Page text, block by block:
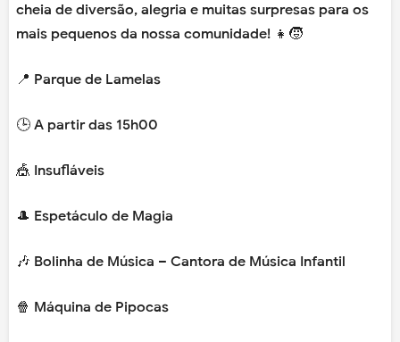
cheia de diversão, alegria e muitas surpresas para os
mais pequenos da nossa comunidade! 👧🧒
📍 Parque de Lamelas
🕒 A partir das 15h00
🎪 Insufláveis
🎩 Espetáculo de Magia
🎶 Bolinha de Música – Cantora de Música Infantil
🍿 Máquina de Pipocas